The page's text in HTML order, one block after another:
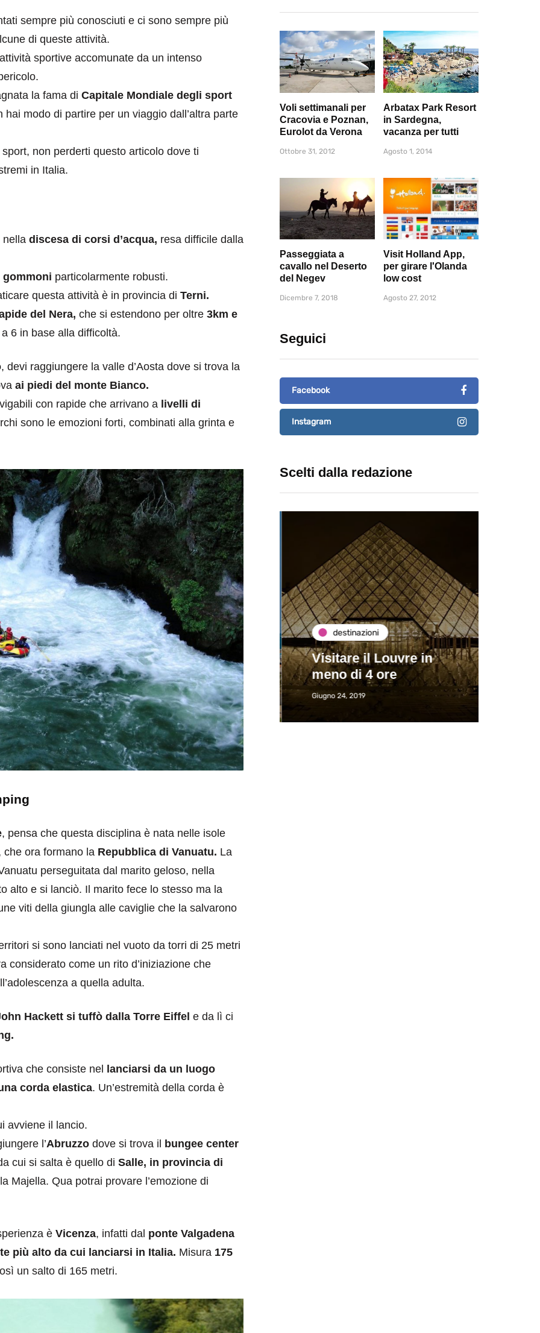
sempre più conosciuti e ci sono sempre più
di queste attività.
sportive accomunate da un intenso
la fama di Capitale Mondiale degli sport
modo di partire per un viaggio dall’altra parte
non perderti questo articolo dove ti
in Italia.
nella discesa di corsi d’acqua, resa difficile dalla
gommoni particolarmente robusti.
questa attività è in provincia di Terni.
del Nera, che si estendono per oltre 3km e
6 in base alla difficoltà.
, devi raggiungere la valle d’Aosta dove si trova la
ai piedi del monte Bianco.
con rapide che arrivano a livelli di
sono le emozioni forti, combinati alla grinta e
, pensa che questa disciplina è nata nelle isole
che ora formano la Repubblica di Vanuatu. La
perseguitata dal marito geloso, nella
alto e si lanciò. Il marito fece lo stesso ma la
viti della giungla alle caviglie che la salvarono
si sono lanciati nel vuoto da torri di 25 metri
considerato come un rito d’iniziazione che
a quella adulta.
Hackett si tuffò dalla Torre Eiffel e da lì ci
che consiste nel lanciarsi da un luogo
corda elastica. Un’estremità della corda è
avviene il lancio.
l’Abruzzo dove si trova il bungee center
cui si salta è quello di Salle, in provincia di
Majella. Qua potrai provare l’emozione di
è Vicenza, infatti dal ponte Valgadena
più alto da cui lanciarsi in Italia. Misura 175
un salto di 165 metri.
Voli settimanali per
Cracovia e Poznan,
Eurolot da Verona
Ottobre 31, 2012
Arbatax Park Resort
in Sardegna,
vacanza per tutti
Agosto 1, 2014
Passeggiata a
cavallo nel Deserto
del Negev
Dicembre 7, 2018
Visit Holland App,
per girare l'Olanda
low cost
Agosto 27, 2012
Seguici
Facebook
Instagram
Scelti dalla redazione
di
eventi
Eventi di aprile 2026 a
Rimini e dintorni
Marzo 31, 2026
destinazioni
Visitare il Louvre in
meno di 4 ore
Giugno 24, 2019